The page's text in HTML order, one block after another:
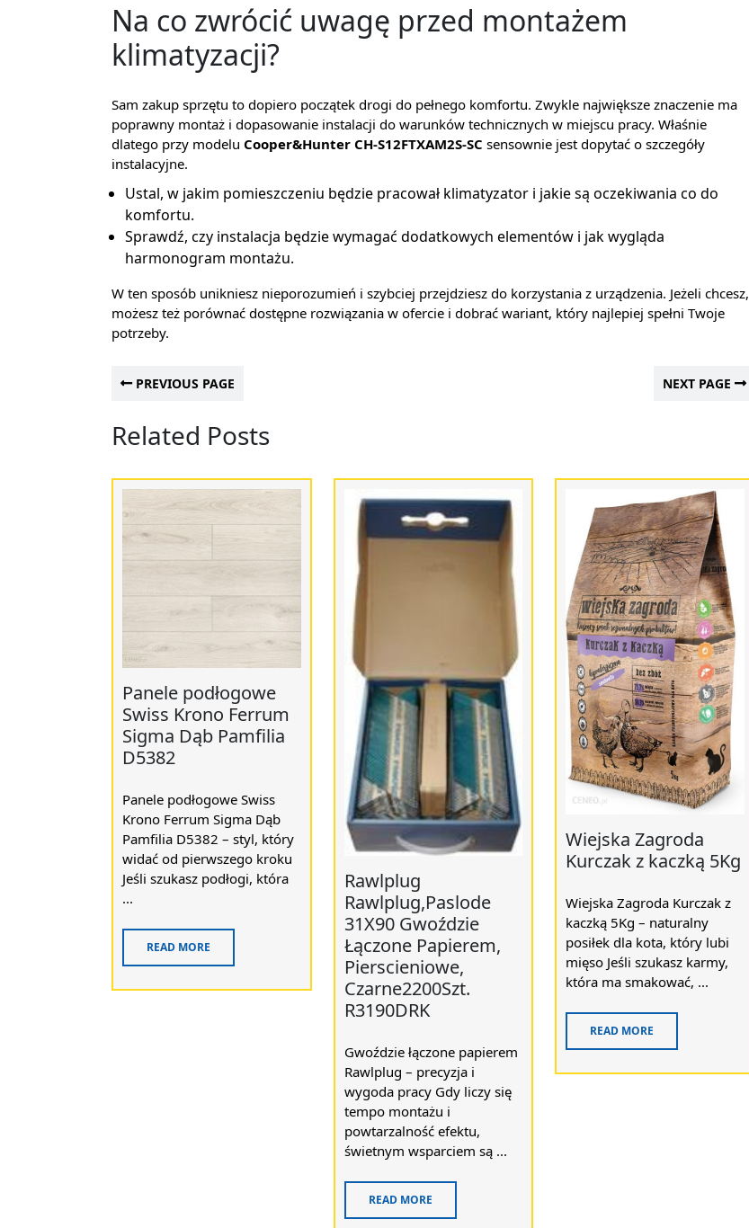
Na co zwrócić uwagę przed montażem
klimatyzacji?
Sam zakup sprzętu to dopiero początek drogi do pełnego komfortu. Zwykle największe znaczenie ma
poprawny montaż i dopasowanie instalacji do warunków technicznych w miejscu pracy. Właśnie
dlatego przy modelu Cooper&Hunter CH-S12FTXAM2S-SC sensownie jest dopytać o szczegóły
instalacyjne.
Ustal, w jakim pomieszczeniu będzie pracował klimatyzator i jakie są oczekiwania co do
komfortu.
Sprawdź, czy instalacja będzie wymagać dodatkowych elementów i jak wygląda
harmonogram montażu.
W ten sposób unikniesz nieporozumień i szybciej przejdziesz do korzystania z urządzenia. Jeżeli chcesz,
możesz też porównać dostępne rozwiązania w ofercie i dobrać wariant, który najlepiej spełni Twoje
potrzeby.
PREVIOUS PAGE NEXT PAGE
Related Posts
Panele podłogowe
Swiss Krono Ferrum
Sigma Dąb Pamfilia
D5382
Panele podłogowe Swiss
Krono Ferrum Sigma Dąb
Pamfilia D5382 – styl, który
widać od pierwszego kroku
Jeśli szukasz podłogi, która
...
READ MORE
Rawlplug
Rawlplug,Paslode
31X90 Gwoździe
Łączone Papierem,
Pierscieniowe,
Czarne2200Szt.
R3190DRK
Gwoździe łączone papierem
Rawlplug – precyzja i
wygoda pracy Gdy liczy się
tempo montażu i
powtarzalność efektu,
świetnym wsparciem są ...
READ MORE
Wiejska Zagroda
Kurczak z kaczką 5Kg
Wiejska Zagroda Kurczak z
kaczką 5Kg – naturalny
posiłek dla kota, który lubi
mięso Jeśli szukasz karmy,
która ma smakować, ...
READ MORE